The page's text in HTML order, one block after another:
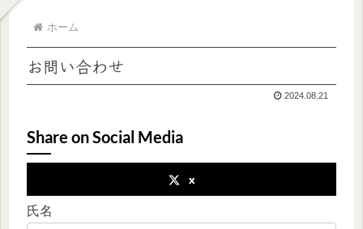
ホーム
お問い合わせ
2024.08.21
Share on Social Media
x
氏名